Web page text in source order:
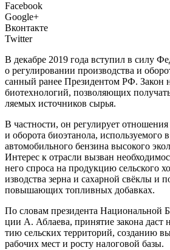
Facebook
Google+
Вконтакте
Twitter
В декаб­ре 2019 года всту­пил в силу
о регу­ли­ро­ва­нии про­из­вод­ства и
сан­ный ранее Пре­зи­ден­том РФ. Закон
био­тех­но­ло­гий, поз­во­ля­ю­щих
ля­е­мых источ­ни­ков сырья.
В част­но­сти, он регу­ли­ру­ет отно­ше­ния
и обо­ро­та био­эта­но­ла, исполь­зу­е­мо­го
авто­мо­биль­но­го бен­зи­на высо­ко­го
Инте­рес к отрас­ли вызван
не­го спро­са на про­дук­цию сель­ско­го
из­вод­ства зер­на и сахар­ной свёк­лы и
по­вы­ша­ю­щих топ­лив­ных добавках.
По сло­вам пре­зи­ден­та Наци­о­наль­ной
ции А. Абла­е­ва, при­ня­тие зако­на
тию сель­ских тер­ри­то­рий, созда­нию
рабо­чих мест и росту нало­го­вой базы.